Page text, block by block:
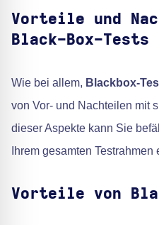
Vorteile und
Black-Box-Tests
Wie bei allem, Blackbox-
von Vor- und Nachteilen mit
dieser Aspekte kann Sie
Ihrem gesamten Testrahmen
Vorteile von